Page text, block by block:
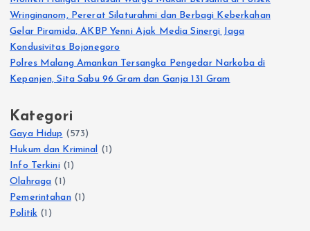
Wringinanom, Pererat Silaturahmi dan Berbagi Keberkahan
Gelar Piramida, AKBP Yenni Ajak Media Sinergi Jaga
Kondusivitas Bojonegoro
Polres Malang Amankan Tersangka Pengedar Narkoba di
Kepanjen, Sita Sabu 96 Gram dan Ganja 131 Gram
Kategori
Gaya Hidup (573)
Hukum dan Kriminal (1)
Info Terkini(1)
Olahraga (1)
Pemerintahan(1)
Politik (1)